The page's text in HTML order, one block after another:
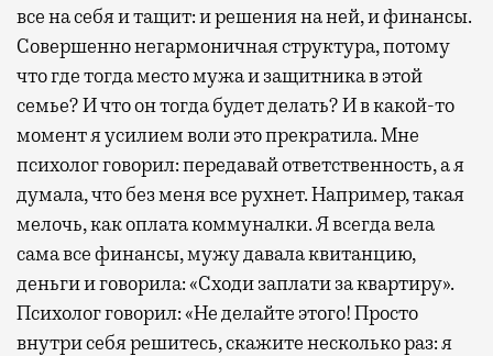
все на себя и тащит: и решения на ней, и финансы.
Совершенно негармоничная структура, потому
что где тогда место мужа и защитника в этой
семье? И что он тогда будет делать? И в какой-то
момент я усилием воли это прекратила. Мне
психолог говорил: передавай ответственность, а я
думала, что без меня все рухнет. Например, такая
мелочь, как оплата коммуналки. Я всегда вела
сама все финансы, мужу давала квитанцию,
деньги и говорила: «Сходи заплати за квартиру».
Психолог говорил: «Не делайте этого! Просто
внутри себя решитесь, скажите несколько раз: я